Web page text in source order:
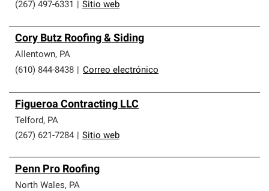
(267) 497-6331
Sitio web
Cory Butz Roofing & Siding
Allentown, PA
(610) 844-8438
Correo electrónico
Figueroa Contracting LLC
Telford, PA
(267) 621-7284
Sitio web
Penn Pro Roofing
North Wales, PA